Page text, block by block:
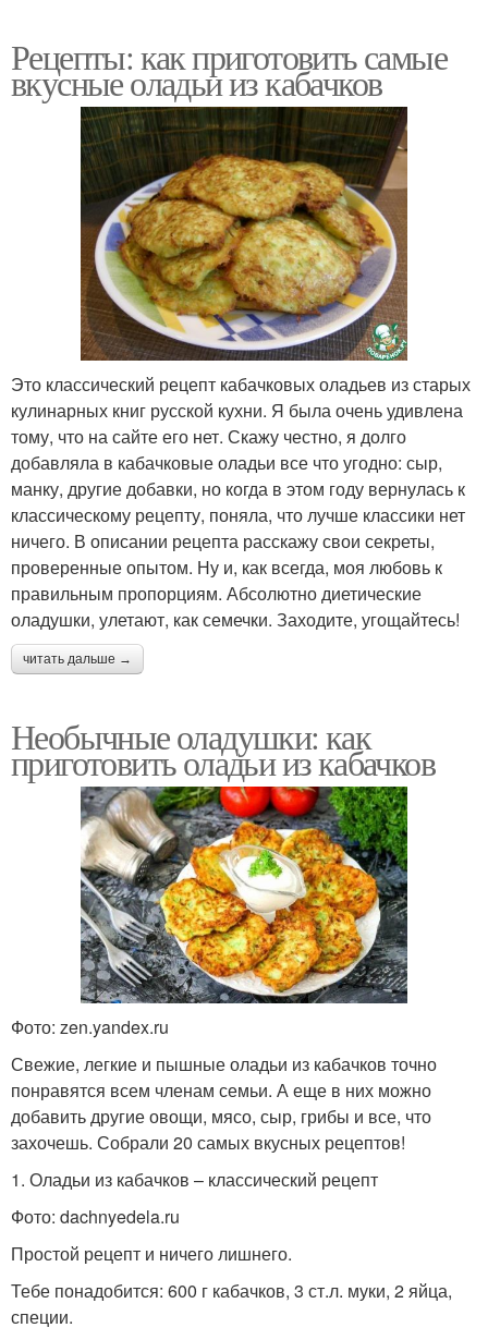
Рецепты: как приготовить самые
вкусные оладьи из кабачков
Это классический рецепт кабачковых оладьев из старых
кулинарных книг русской кухни. Я была очень удивлена
тому, что на сайте его нет. Скажу честно, я долго
добавляла в кабачковые оладьи все что угодно: сыр,
манку, другие добавки, но когда в этом году вернулась к
классическому рецепту, поняла, что лучше классики нет
ничего. В описании рецепта расскажу свои секреты,
проверенные опытом. Ну и, как всегда, моя любовь к
правильным пропорциям. Абсолютно диетические
оладушки, улетают, как семечки. Заходите, угощайтесь!
читать дальше →
Необычные оладушки: как
приготовить оладьи из кабачков
Фото: zen.yandex.ru
Свежие, легкие и пышные оладьи из кабачков точно
понравятся всем членам семьи. А еще в них можно
добавить другие овощи, мясо, сыр, грибы и все, что
захочешь. Собрали 20 самых вкусных рецептов!
1. Оладьи из кабачков – классический рецепт
Фото: dachnyedela.ru
Простой рецепт и ничего лишнего.
Тебе понадобится: 600 г кабачков, 3 ст.л. муки, 2 яйца,
специи.